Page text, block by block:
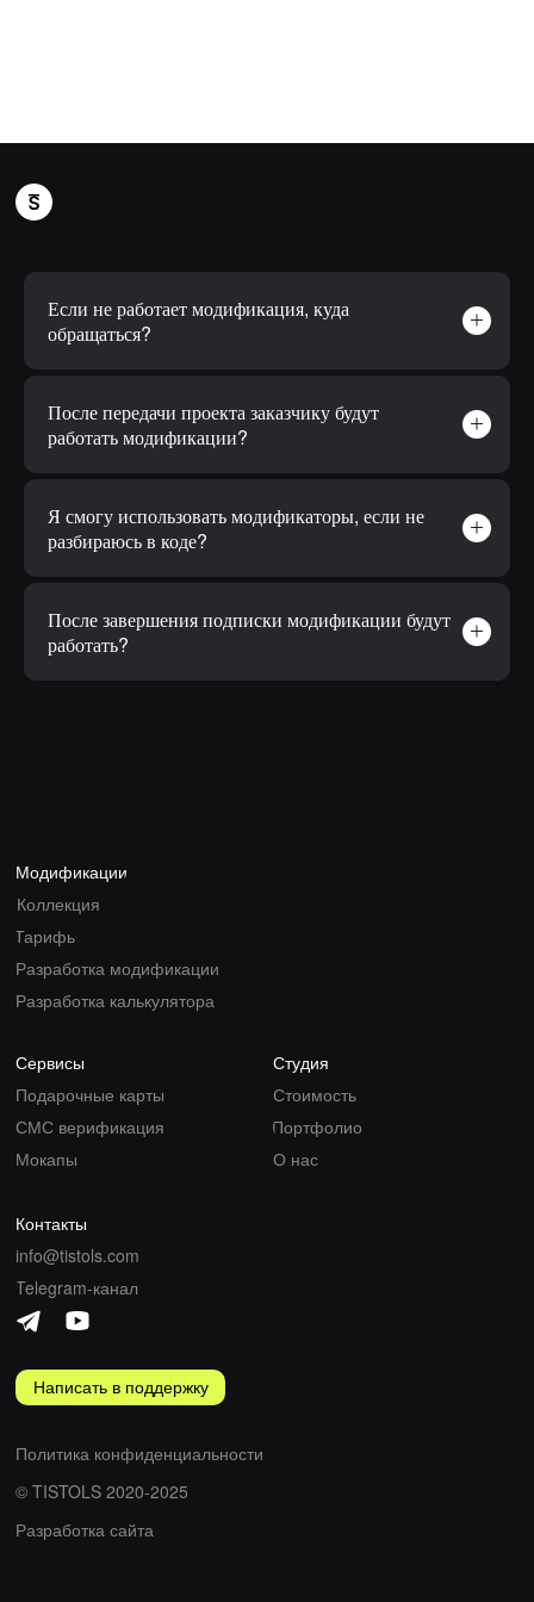
Если не работает модификация, куда
обращаться?
После передачи проекта заказчику будут
работать модификации?
Я смогу использовать модификаторы, если не
разбираюсь в коде?
После завершения подписки модификации будут
работать?
Сервисы
Подарочные карты
СМС верификация
Политика конфиденциальности
Тарифы
Мокапы
Студия
Контакты
info@tistols.com
Telegram-канал
Стоимость
Портфолио
О нас
Разработка сайта
Разработка модификации
Разработка калькулятора
Модификации
Коллекция
Написать в поддержку
© TISTOLS 2020-2025